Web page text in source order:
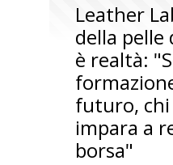
Leather
della pelle
è realtà:
futuro,
impara a
borsa"